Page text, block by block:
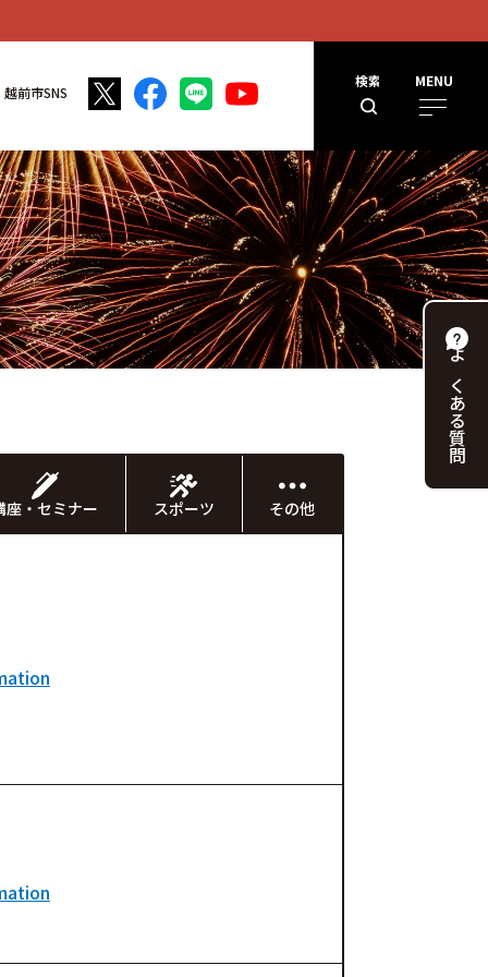
検索
MENU
越前市SNS
よくある
質問
座・セミナー スポーツ その他